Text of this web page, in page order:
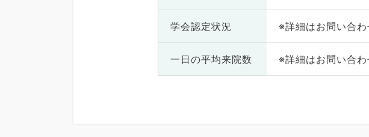
学会認定状況 ※詳細はお問い合
一日の平均来院数 ※詳細はお問い合